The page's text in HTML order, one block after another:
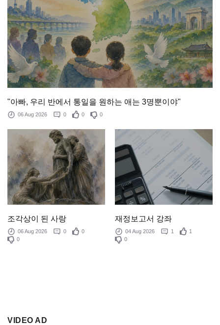
"아빠, 우리 반에서 통일을 원하는 애는 3명뿐이야"
06 Aug 2026 0 0 0
조각상이 된 사랑
06 Aug 2026 0
0
0
재정보고서 강좌
04 Aug 2026 1
1
0
VIDEO AD